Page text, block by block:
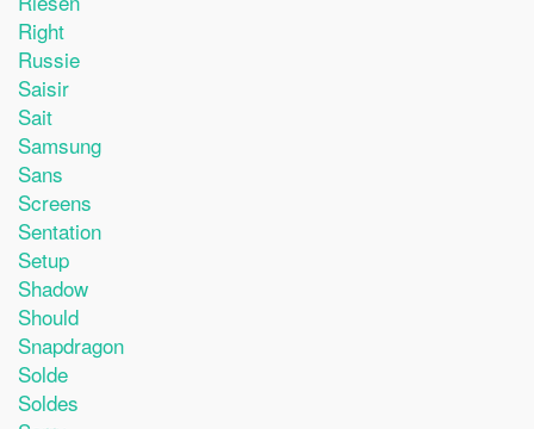
Right
Russie
Saisir
Sait
Samsung
Sans
Screens
Sentation
Setup
Shadow
Should
Snapdragon
Solde
Soldes